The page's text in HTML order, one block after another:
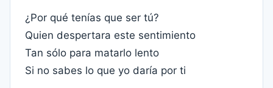
¿Por qué tenías que ser tú?
Quien despertara este sentimiento
Tan sólo para matarlo lento
Si no sabes lo que yo daría por ti